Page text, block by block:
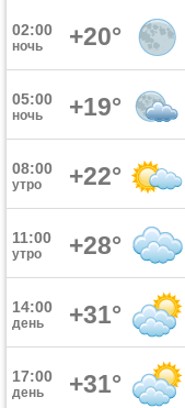
02:00
ночь +20°
05:00
ночь +19°
08:00
утро +22°
11:00
утро +28°
14:00
день +31°
17:00
день +31°